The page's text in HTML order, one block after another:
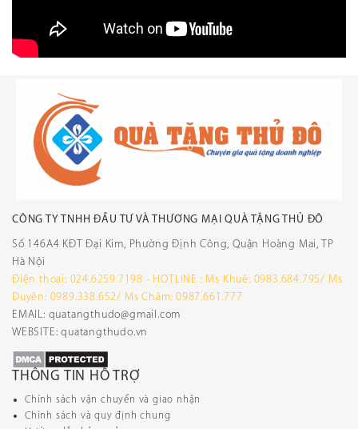
CÔNG TY TNHH ĐẦU TƯ VÀ THƯƠNG MẠI QUÀ TẶNG THỦ ĐÔ
Số 146A4 KĐT Đại Kim, Phường Định Công, Quận Hoàng Mai, TP
Hà Nội
Điện thoại: 024.6259.7198 - HOTLINE : Ms Khuê: 0983.684.795/ Ms
Duyên: 0989.338.652/ Ms Châm: 0987.661.777
EMAIL: quatangthudo@gmail.com
WEBSITE: quatangthudo.vn
THÔNG TIN HỖ TRỢ
Chính sách vận chuyển và giao nhận
Chính sách và quy định chung